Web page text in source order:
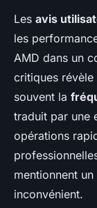
Les avis
les
AMD dans un
critiques
souvent la
traduit par une
opérations
mentionnent
inconvénient.